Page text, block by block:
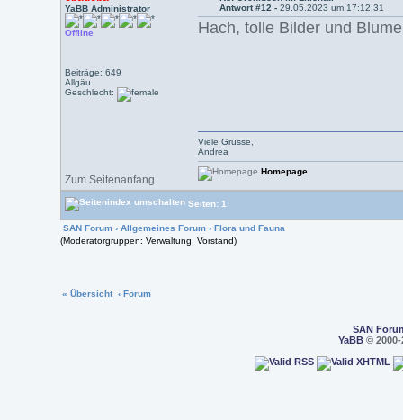
YaBB Administrator
Offline
Beiträge: 649
Allgäu
Geschlecht:
Antwort #12 -29.05.2023 um 17:12:31
Hach, tolle Bilder und
Zum Seitenanfang
Viele Grüsse,
Andrea
Homepage
Seiten: 1
SAN Forum› Allgemeines Forum› Flora und Fauna
(Moderatorgruppen: Verwaltung, Vorstand)
« Übersicht ‹ Forum
SAN
YaBB© 2000-